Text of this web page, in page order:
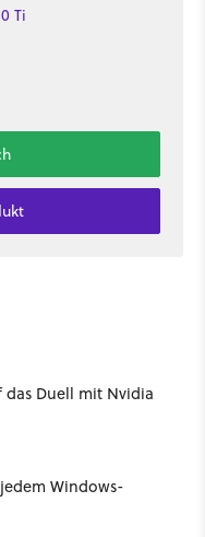
Ti
das Duell mit Nvidia
Windows-